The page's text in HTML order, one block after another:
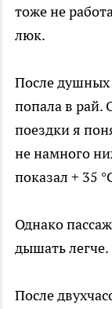
тоже не
люк.
После душных
попала в рай.
поездки я
не намного
показал + 35
Однако
дышать легче.
После